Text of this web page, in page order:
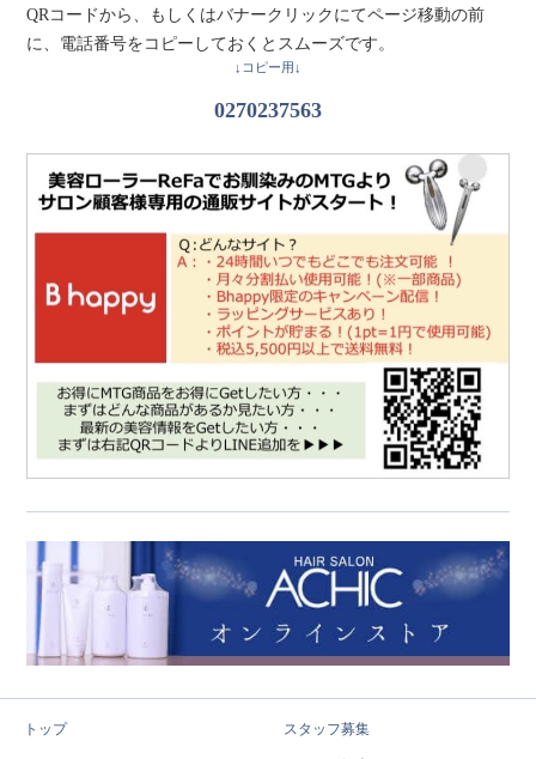
QRコードから、もしくはバナークリックにてページ移動の前
に、電話番号をコピーしておくとスムーズです。
↓コピー用↓
0270237563
トップ スタッフ募集